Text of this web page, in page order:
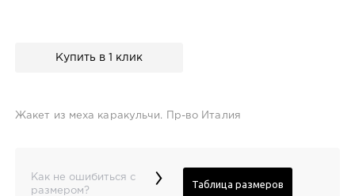
Купить в 1 клик
Жакет из меха каракульчи. Пр-во Италия
Как не ошибиться с
размером?
› Таблица размеров